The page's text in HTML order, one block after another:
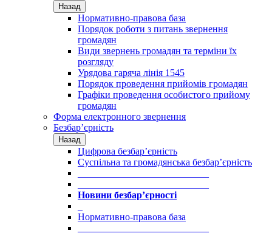
Назад
Нормативно-правова база
Порядок роботи з питань звернення
громадян
Види звернень громадян та терміни їх
розгляду
Урядова гаряча лінія 1545
Порядок проведення прийомів громадян
Графіки проведення особистого прийому
громадян
Форма електронного звернення
Безбар’єрність
Назад
Цифрова безбар’єрність
Суспільна та громадянська безбар’єрність
Новини безбар’єрності
Нормативно-правова база